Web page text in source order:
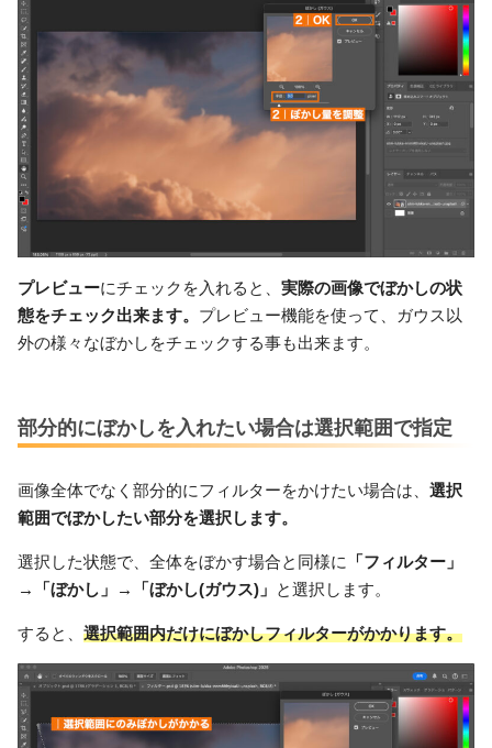
プレビューにチェックを入れると、 実際の画像でぼかしの状
態をチェック出来ます。 プレビュー機能を使って、ガウス以
外の様々なぼかしをチェックする事も出来ます。
部分的にぼかしを入れたい場合は選択範囲で指定
画像全体でなく部分的にフィルターをかけたい場合は、 選択
範囲でぼかしたい部分を選択します。
選択した状態で、全体をぼかす場合と同様に
「フィルター」
→「ぼかし」→「ぼかし(ガウス)」 と選択します。
すると、 選択範囲内だけにぼかしフィルターがかかります。